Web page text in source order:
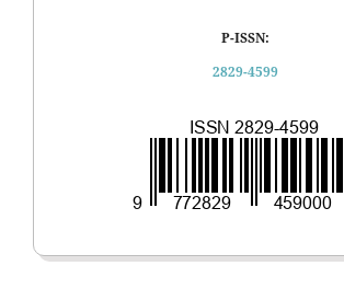
P-ISSN:
2829-4599